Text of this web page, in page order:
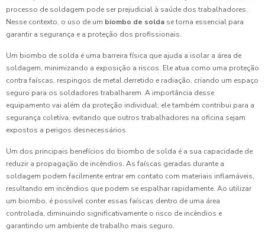
processo de soldagem pode ser prejudicial à saúde dos trabalhadores.
Nesse contexto, o uso de um biombo de solda se torna essencial para
garantir a segurança e a proteção dos profissionais.
Um biombo de solda é uma barreira física que ajuda a isolar a área de
soldagem, minimizando a exposição a riscos. Ele atua como uma proteção
contra faíscas, respingos de metal derretido e radiação, criando um espaço
seguro para os soldadores trabalharem. A importância desse
equipamento vai além da proteção individual; ele também contribui para a
segurança coletiva, evitando que outros trabalhadores na oficina sejam
expostos a perigos desnecessários.
Um dos principais benefícios do biombo de solda é a sua capacidade de
reduzir a propagação de incêndios. As faíscas geradas durante a
soldagem podem facilmente entrar em contato com materiais inflamáveis,
resultando em incêndios que podem se espalhar rapidamente. Ao utilizar
um biombo, é possível conter essas faíscas dentro de uma área
controlada, diminuindo significativamente o risco de incêndios e
garantindo um ambiente de trabalho mais seguro.